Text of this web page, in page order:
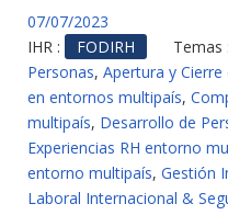
07/07/2023
IHR :
FODIRH Temas :
Personas, Apertura y Cierre
en entornos multipaís,
multipaís, Desarrollo de
Experiencias RH entorno
entorno multipaís, Gestión
Laboral Internacional &